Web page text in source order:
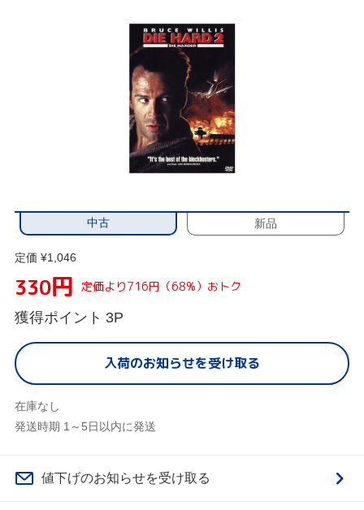
中古 新品
定価 ¥1,046
330円 定価より716円（68%）おトク
獲得ポイント 3P
入荷のお知らせを受け取る
在庫なし
発送時期 1～5日以内に発送
値下げのお知らせを受け取る